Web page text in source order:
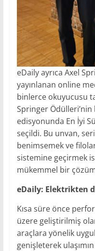
eDaily ayrıca Axel
yayınlanan online
binlerce okuyucusu
Springer
edisyonunda En İyi
seçildi. Bu unvan,
benimsemek ve
sistemine geçirmek
mükemmel bir
eDaily: Elektrikten
Kısa süre önce
üzere geliştirilmiş
araçlara yönelik
genişleterek